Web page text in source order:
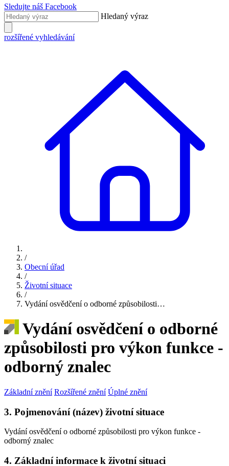
Sledujte náš Facebook
Hledaný výraz
rozšířené vyhledávání
/
Obecní úřad
/
Životní situace
/
Vydání osvědčení o odborné způsobilosti…
Vydání osvědčení o odborné
způsobilosti pro výkon funkce -
odborný znalec
Základní znění Rozšířené znění Úplné znění
3. Pojmenování (název) životní situace
Vydání osvědčení o odborné způsobilosti pro výkon funkce -
odborný znalec
4. Základní informace k životní situaci